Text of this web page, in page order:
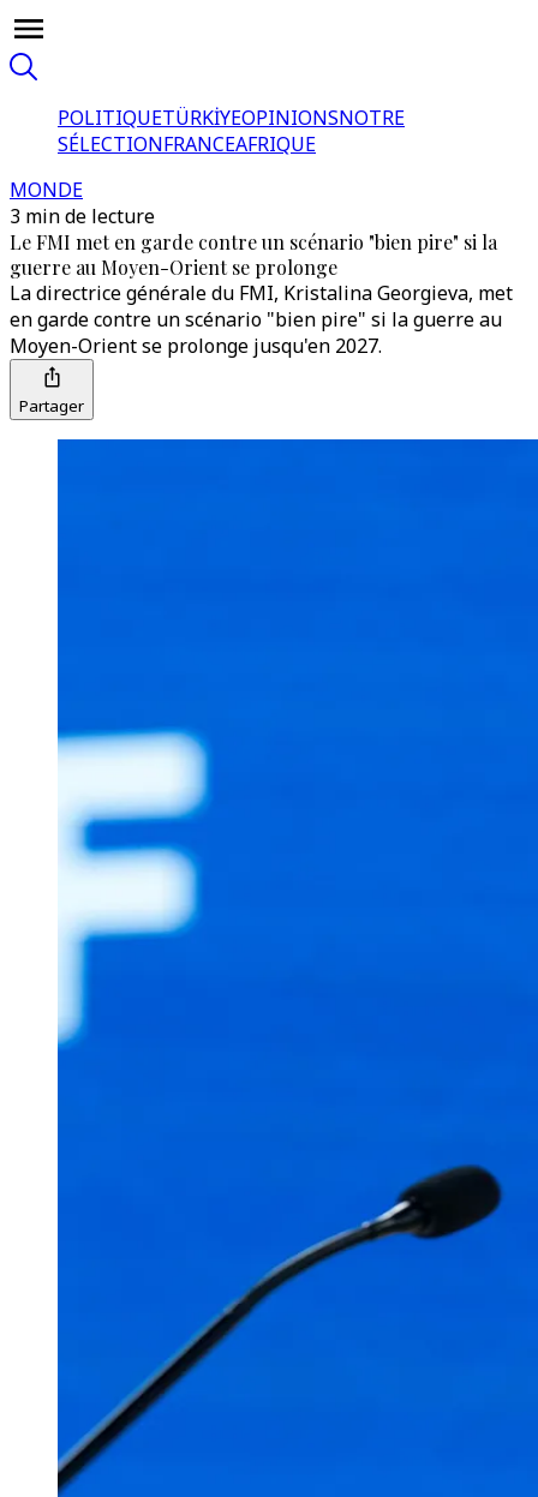
POLITIQUETÜRKİYEOPINIONSNOTRE
SÉLECTIONFRANCEAFRIQUE
MONDE
3 min de lecture
Le FMI met en garde contre un scénario "bien pire" si la
guerre au Moyen-Orient se prolonge
La directrice générale du FMI, Kristalina Georgieva, met
en garde contre un scénario "bien pire" si la guerre au
Moyen-Orient se prolonge jusqu'en 2027.
Partager